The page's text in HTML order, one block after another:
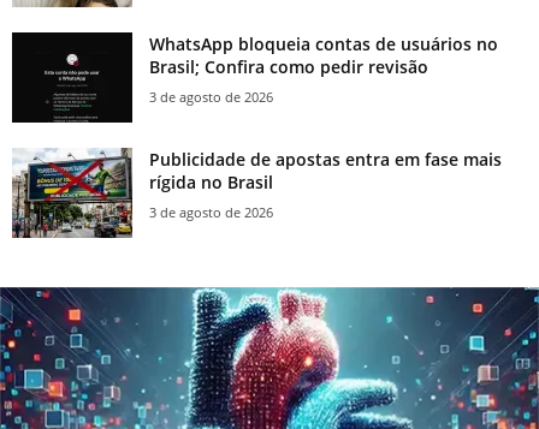
WhatsApp bloqueia contas de usuários no
Brasil; Confira como pedir revisão
3 de agosto de 2026
Publicidade de apostas entra em fase mais
rígida no Brasil
3 de agosto de 2026